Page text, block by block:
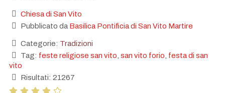
Chiesa di San Vito
Pubblicato da Basilica Pontificia di San Vito Martire
Categorie: Tradizioni
Tag: feste religiose san vito san vito forio festa di san
vito
Risultati: 21267